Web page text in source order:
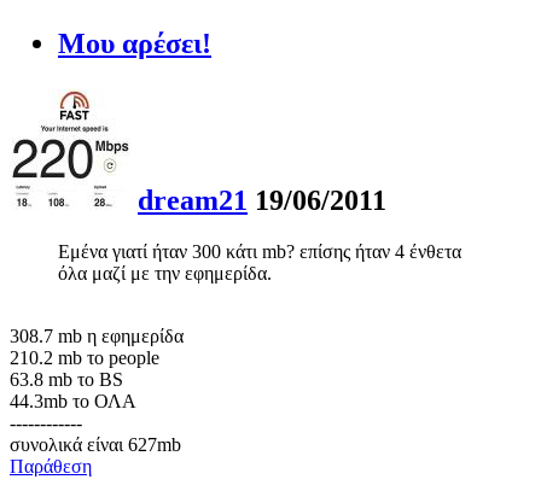
Μου αρέσει!
dream21 19/06/2011
Εμένα γιατί ήταν 300 κάτι mb? επίσης ήταν 4 ένθετα
όλα μαζί με την εφημερίδα.
308.7 mb η εφημερίδα
210.2 mb το people
63.8 mb το BS
44.3mb το ΟΛΑ
------------
συνολικά είναι 627mb
Παράθεση